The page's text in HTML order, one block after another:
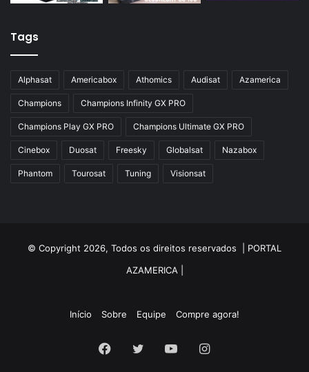
Tags
Alphasat Americabox Athomics Audisat Azamerica
Champions Champions Infinity GX PRO
Champions Play GX PRO Champions Ultimate GX PRO
Cinebox Duosat Freesky Globalsat Nazabox
Phantom Tourosat Tuning Visionsat
© Copyright 2026, Todos os direitos reservados | PORTAL
AZAMERICA
Início Sobre Equipe Compre agora!
Facebook
Twitter YouTubeInstagram